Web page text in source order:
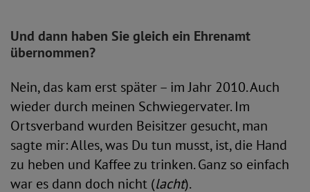
Und dann haben Sie gleich ein Ehrenamt
übernommen?
Nein, das kam erst später – im Jahr 2010. Auch
wieder durch meinen Schwiegervater. Im
Ortsverband wurden Beisitzer gesucht, man
sagte mir: Alles, was Du tun musst, ist, die Hand
zu heben und Kaffee zu trinken. Ganz so einfach
war es dann doch nicht (lacht).